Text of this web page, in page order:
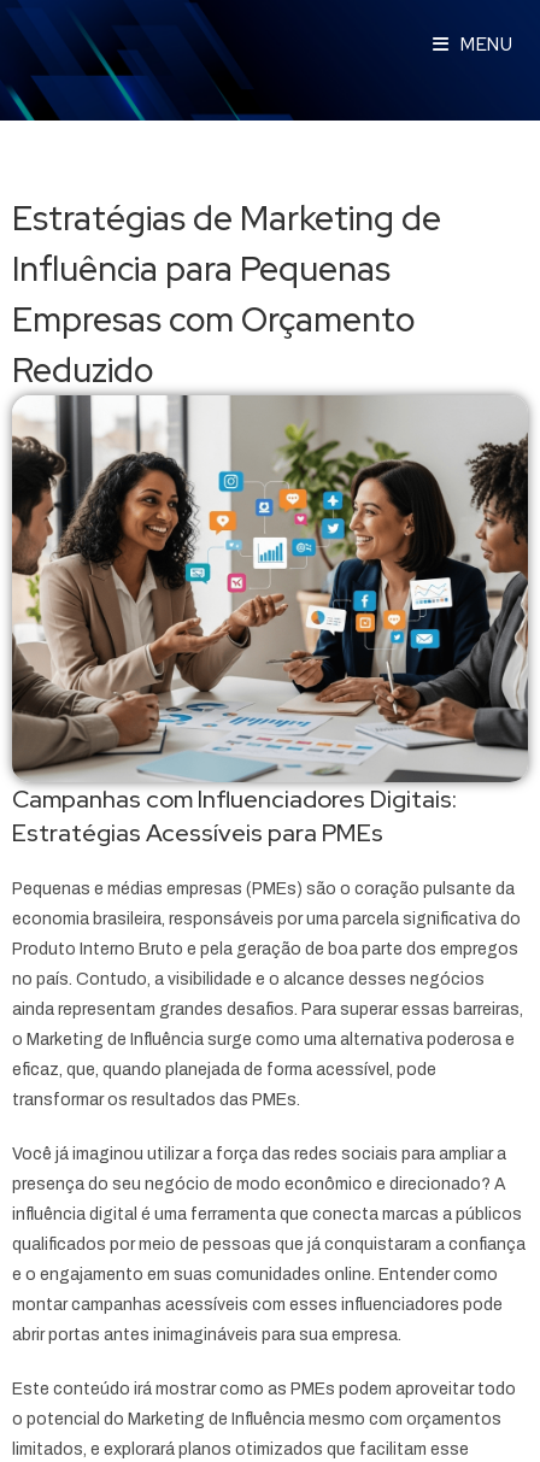
MENU
Estratégias de Marketing de
Influência para Pequenas
Empresas com Orçamento
Reduzido
Campanhas com Influenciadores Digitais:
Estratégias Acessíveis para PMEs
Pequenas e médias empresas (PMEs) são o coração pulsante da
economia brasileira, responsáveis por uma parcela significativa do
Produto Interno Bruto e pela geração de boa parte dos empregos
no país. Contudo, a visibilidade e o alcance desses negócios
ainda representam grandes desafios. Para superar essas barreiras,
o Marketing de Influência surge como uma alternativa poderosa e
eficaz, que, quando planejada de forma acessível, pode
transformar os resultados das PMEs.
Você já imaginou utilizar a força das redes sociais para ampliar a
presença do seu negócio de modo econômico e direcionado? A
influência digital é uma ferramenta que conecta marcas a públicos
qualificados por meio de pessoas que já conquistaram a confiança
e o engajamento em suas comunidades online. Entender como
montar campanhas acessíveis com esses influenciadores pode
abrir portas antes inimagináveis para sua empresa.
Este conteúdo irá mostrar como as PMEs podem aproveitar todo
o potencial do Marketing de Influência mesmo com orçamentos
limitados, e explorará planos otimizados que facilitam esse